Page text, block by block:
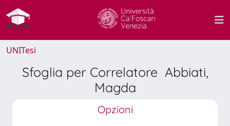
UNITesi
Sfoglia per Correlatore Abbiati,
Magda
Opzioni